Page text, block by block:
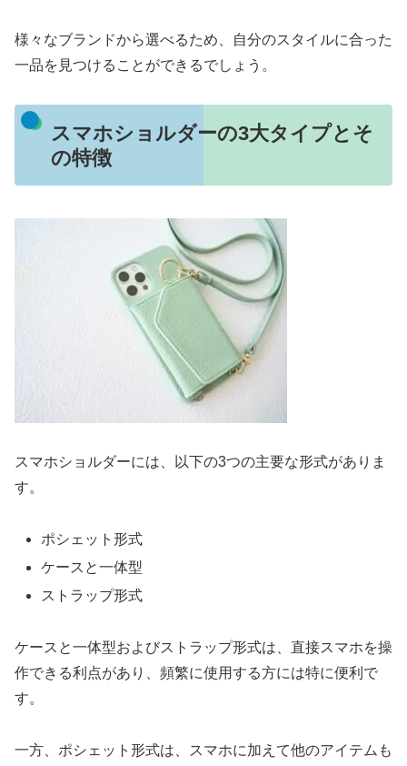
様々なブランドから選べるため、自分のスタイルに合った
一品を見つけることができるでしょう。
スマホショルダーの3大タイプとそ
の特徴
スマホショルダーには、以下の3つの主要な形式がありま
す。
ポシェット形式
ケースと一体型
ストラップ形式
ケースと一体型およびストラップ形式は、直接スマホを操
作できる利点があり、頻繁に使用する方には特に便利で
す。
一方、ポシェット形式は、スマホに加えて他のアイテムも